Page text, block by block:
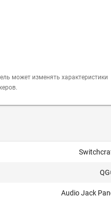
может изменять характеристики
Audio Jack